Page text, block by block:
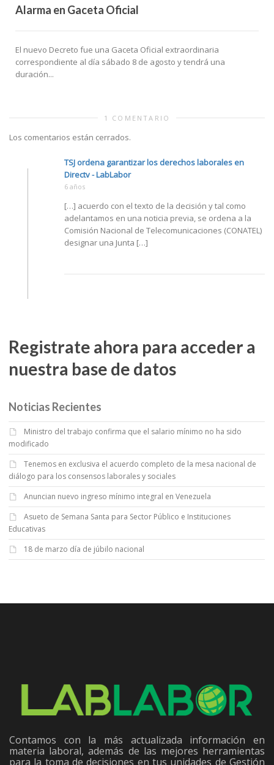
Alarma en Gaceta Oficial
El nuevo Decreto fue una Gaceta Oficial extraordinaria
correspondiente al día sábado 8 de agosto y tendrá una
duración...
1 COMENTARIO
Los comentarios están cerrados.
TSJ ordena garantizar los derechos laborales en
Directv - LabLabor
6 años
[…] acuerdo con el texto de la decisión y tal como
adelantamos en una noticia previa, se ordena a la
Comisión Nacional de Telecomunicaciones (CONATEL)
designar una Junta […]
Registrate ahora para acceder a
nuestra base de datos
Noticias Recientes
Ministro del trabajo confirma que el salario mínimo no ha sido
modificado
Tenemos en exclusiva el acuerdo completo de la mesa nacional de
diálogo para los consensos laborales y sociales
Anuncian nuevo ingreso mínimo integral en Venezuela
Asueto de Semana Santa para Sector Público e Instituciones
Educativas
18 de marzo día de júbilo nacional
Contamos con la más actualizada información en
materia laboral, además de las mejores herramientas
para la toma de decisiones en tus unidades de Gestión